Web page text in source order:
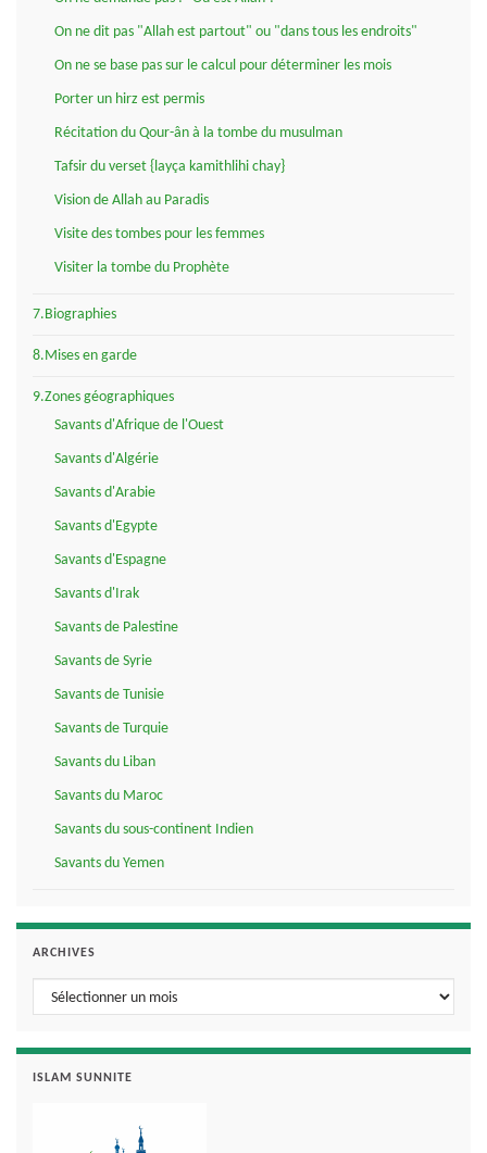
On ne dit pas "Allah est partout" ou "dans tous les endroits"
On ne se base pas sur le calcul pour déterminer les mois
Porter un hirz est permis
Récitation du Qour-ân à la tombe du musulman
Tafsir du verset {layça kamithlihi chay}
Vision de Allah au Paradis
Visite des tombes pour les femmes
Visiter la tombe du Prophète
7.Biographies
8.Mises en garde
9.Zones géographiques
Savants d'Afrique de l'Ouest
Savants d'Algérie
Savants d'Arabie
Savants d'Egypte
Savants d'Espagne
Savants d'Irak
Savants de Palestine
Savants de Syrie
Savants de Tunisie
Savants de Turquie
Savants du Liban
Savants du Maroc
Savants du sous-continent Indien
Savants du Yemen
ARCHIVES
Archives
ISLAM SUNNITE